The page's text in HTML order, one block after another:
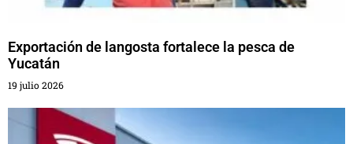
Exportación de langosta fortalece la pesca de
Yucatán
19 julio 2026